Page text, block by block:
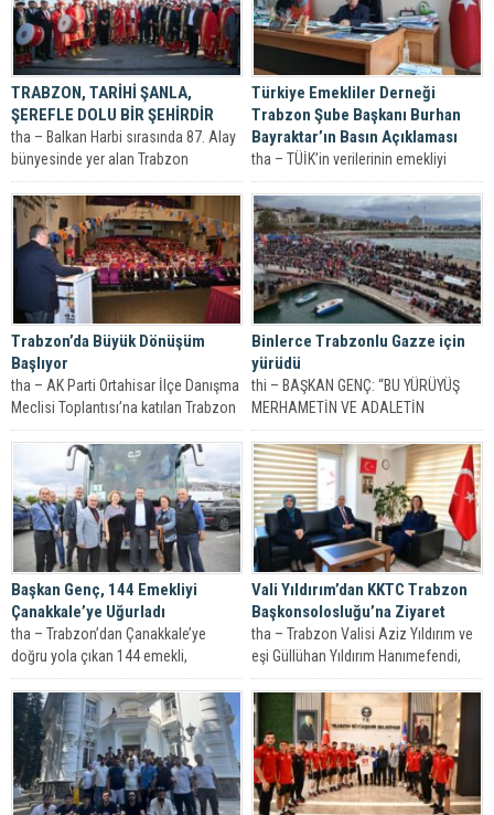
TRABZON, TARİHİ ŞANLA,
ŞEREFLE DOLU BİR ŞEHİRDİR
tha – Balkan Harbi sırasında 87. Alay
bünyesinde yer alan Trabzon
Gönüllüler Taburu’nun 511 şehidini...
Türkiye Emekliler Derneği
Trabzon Şube Başkanı Burhan
Bayraktar’ın Basın Açıklaması
tha – TÜİK’in verilerinin emekliyi
perişan ettiği günümüzde açıklanan
kasım ayı enflasyon 2.55 olarak
açıklandı....
Trabzon’da Büyük Dönüşüm
Başlıyor
tha – AK Parti Ortahisar İlçe Danışma
Meclisi Toplantısı’na katılan Trabzon
Büyükşehir Belediye Başkanı Ahmet...
Binlerce Trabzonlu Gazze için
yürüdü
thi – BAŞKAN GENÇ: “BU YÜRÜYÜŞ
MERHAMETİN VE ADALETİN
ÇAĞRISIDIR” Trabzon’da binlerce
kişinin katılımıyla “Trabzon’dan...
Başkan Genç, 144 Emekliyi
Çanakkale’ye Uğurladı
tha – Trabzon’dan Çanakkale’ye
doğru yola çıkan 144 emekli,
Büyükşehir Belediyesi’nin desteğiyle
ecdadın izini sürecek....
Vali Yıldırım’dan KKTC Trabzon
Başkonsolosluğu’na Ziyaret
tha – Trabzon Valisi Aziz Yıldırım ve
eşi Güllühan Yıldırım Hanımefendi,
Kuzey Kıbrıs Türk Cumhuriyeti...